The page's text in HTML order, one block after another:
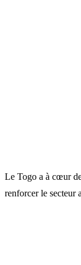
Le Togo a à cœur
renforcer le secteur